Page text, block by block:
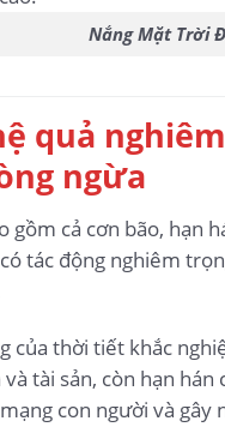
Nắng Mặt Trời
quả
ngừa
cả cơn bão, hạn
tác động nghiêm
thời tiết khắc
tài sản, còn hạn
con người và gây